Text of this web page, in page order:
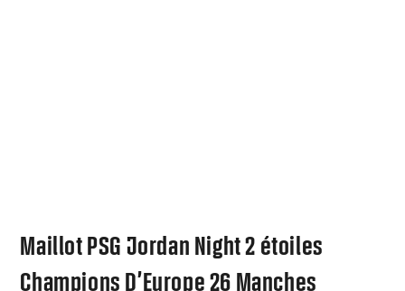
Maillot PSG Jordan Night 2 étoiles
Champions D’Europe 26 Manches